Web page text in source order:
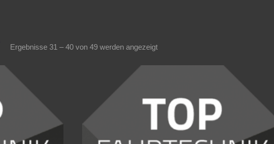
Ergebnisse 31 – 40 von 49 werden angezeigt